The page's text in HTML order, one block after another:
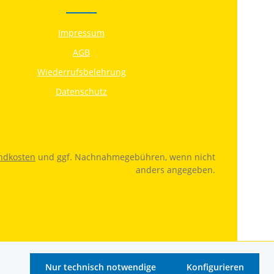
Impressum
AGB
Wiederrufsbelehrung
Datenschutz
und ggf. Nachnahmegebühren, wenn nicht
anders angegeben.
Nur technisch notwendige Konfigurieren